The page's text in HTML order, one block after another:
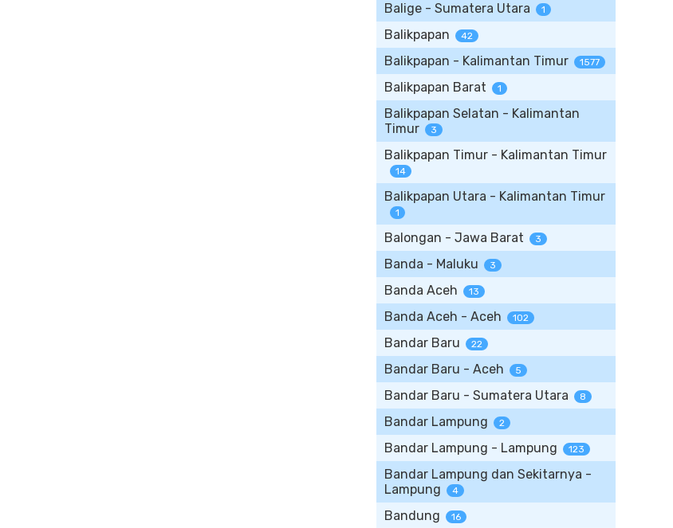
Balige - Sumatera Utara 1
Balikpapan 42
Balikpapan - Kalimantan Timur 1577
Balikpapan Barat 1
Balikpapan Selatan - Kalimantan
Timur
3
Balikpapan Timur - Kalimantan Timur
14
Balikpapan Utara - Kalimantan Timur
1
Balongan - Jawa Barat 3
Banda - Maluku 3
Banda Aceh 13
Banda Aceh - Aceh 102
Bandar Baru 22
Bandar Baru - Aceh 5
Bandar Baru - Sumatera Utara 8
Bandar Lampung 2
Bandar Lampung - Lampung 123
Bandar Lampung dan Sekitarnya -
Lampung
4
Bandung 16